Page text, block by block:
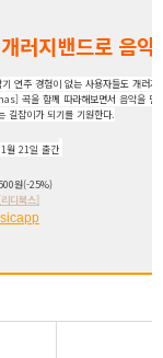
러지밴드로 음악
연주 경험이 없는 사용자들도 개러
곡을 함께 따라해보면서 음악을 만
길잡이가 되기를 기원한다.
월 21일 출간
원(-25%)
[리디북스]